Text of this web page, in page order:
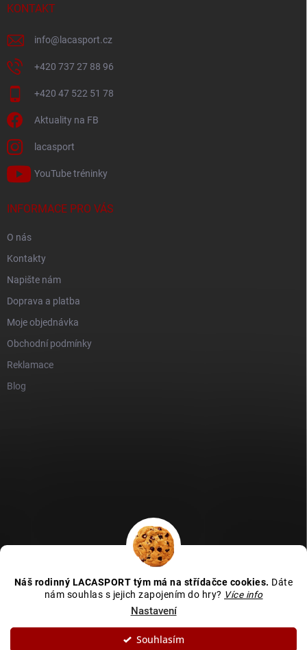
Náš rodinný LACASPORT tým má na střídačce cookies. Dáte
nám souhlas s jejich zapojením do hry? Více info
Nastavení
Souhlasím
KONTAKT
info@ lacasport.cz
+420 737 27 88 96
+420 47 522 51 78
Aktuality na FB
lacasport
YouTube tréninky
INFORMACE PRO VÁS
O nás
Kontakty
Napište nám
Doprava a platba
Moje objednávka
Obchodní podmínky
Reklamace
Blog
Zboží recenze
Kamenná prodejna - MAPA
. Všechna práva vyhrazena.